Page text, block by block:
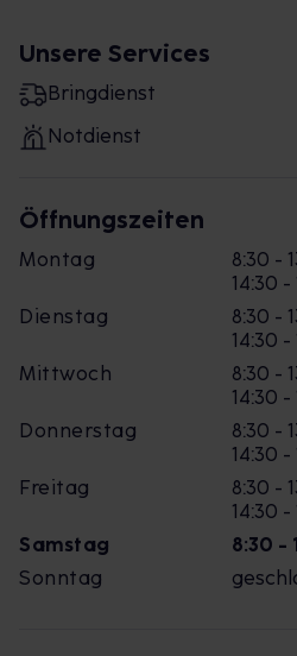
Unsere Services
Bringdienst
Notdienst
Öffnungszeiten
Montag
8:30 -
14:30 -
Dienstag
8:30 -
14:30 -
Mittwoch
8:30 -
14:30 -
Donnerstag
8:30 -
14:30 -
Freitag
8:30 -
14:30 -
Samstag
8:30 -
Sonntag